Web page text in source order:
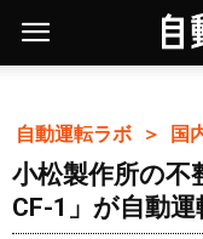
自動運転ラボ ＞ 国
小松製作所の不
CF-1」が自動